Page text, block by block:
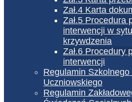
Zał.4 Karta
Zał.5 Procedura
interwencji w
krzywdzenia
Zał.6 Procedury
interwencji
Regulamin
Uczniowskiego
Regulamin